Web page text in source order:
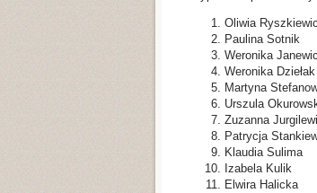
Oliwia
Paulina Sotnik
Weronika
Weronika Dziełak
Martyna
Urszula
Zuzanna
Patrycja
Klaudia Sulima
Izabela Kulik
Elwira Halicka